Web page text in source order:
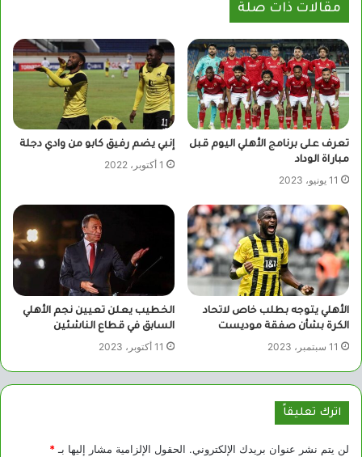
مقالات ذات صلة
تعرف على برنامج الأهلي اليوم قبل
مباراة الوداد
11 يونيو، 2023
إنبي يضم رفيق كابو من وادي دجلة
1 أكتوبر، 2022
الأهلي يتوجه بطلب خاص لاتحاد
الكرة بشأن صفقة موديست
11 سبتمبر، 2023
الخطيب يعلن تعيين نجم الأهلي
السابق في قطاع الناشئين
11 أكتوبر، 2023
اترك تعليقاً
لن يتم نشر عنوان بريدك الإلكتروني. الحقول الإلزامية مشار إليها بـ*